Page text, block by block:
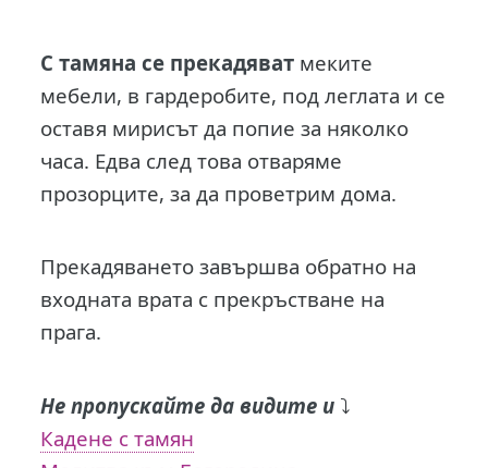
С тамяна се прекадяват меките
мебели, в гардеробите, под леглата и се
оставя мирисът да попие за няколко
часа. Едва след това отваряме
прозорците, за да проветрим дома.
Прекадяването завършва обратно на
входната врата с прекръстване на
прага.
Не пропускайте да видите и ⤵️
Кадене с тамян